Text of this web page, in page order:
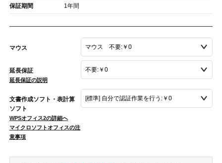
保証期間 1年間
マウス
延長保証
延長保証の説明
文書作成ソフト・表計算
ソフト
WPSオフィス2の詳細へ
マイクロソフトオフィスの注
意事項